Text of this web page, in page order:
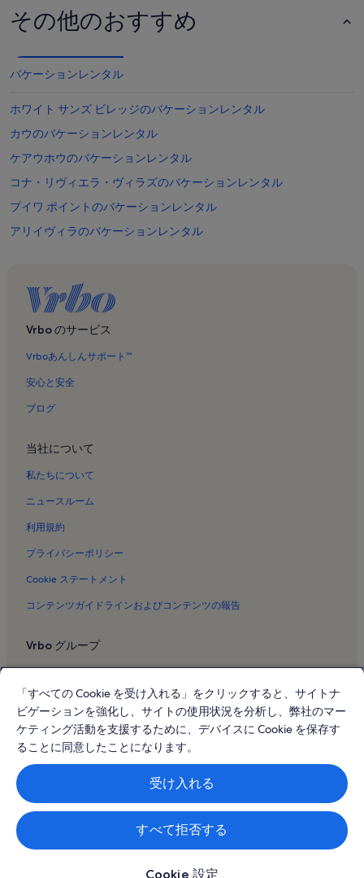
その他のおすすめ
バケーションレンタル
ホワイト サンズ ビレッジのバケーションレンタル
カウのバケーションレンタル
ケアウホウのバケーションレンタル
コナ・リヴィエラ・ヴィラズのバケーションレンタル
プイワ ポイントのバケーションレンタル
アリイヴィラのバケーションレンタル
カントリー クラブ ヴィラズのバケーションレンタル
ハレコナカイのバケーションレンタル
コナ・プラザのバケーションレンタル
アリイコーブのバケーションレンタル
カナロア・アット・コナのバケーションレンタル
エイミー B.H. グリーンウェル民族植物園のバケーションレンタル
コナ カントリー クラブのバケーションレンタル
ケアラケクア湾州立歴史公園のバケーションレンタル
ケアウホウ・プナヘレのバケーションレンタル
カパフカプ マニニ ビーチのバケーションレンタル
コナ ビルフィッシャーのバケーションレンタル
スタジオ7ギャラリーのバケーションレンタル
シービレッジのバケーションレンタル
カハルウ ビーチ パークのバケーションレンタル
マジック サンズ ビーチのバケーションレンタル
コナ コミュニティ アクアティック センターのバケーションレンタ
ル
カハルー ベイのバケーションレンタル
コナ・アイランダー・インのバケーションレンタル
ホルアカイのバケーションレンタル
Vrbo のサービス
Vrboあんしんサポート™
安心と安全
ブログ
当社について
私たちについて
ニュースルーム
利用規約
プライバシーポリシー
Cookie ステートメント
コンテンツガイドラインおよびコンテンツの報告
Vrbo グループ
Vrbo
Abritel.fr
FeWo-direkt.de
Bookabach.co.nz
© 2026 Vrbo, an Expedia Group company. All rights reserved. Vrbo およ
び Vrbo のロゴは、HomeAway.com, Inc. の商標または登録商標です。
「すべての Cookie を受け入れる」をクリックすると、サイトナ
ビゲーションを強化し、サイトの使用状況を分析し、弊社のマー
ケティング活動を支援するために、デバイスに Cookie を保存す
ることに同意したことになります。
受け入れる
すべて拒否する
Cookie 設定